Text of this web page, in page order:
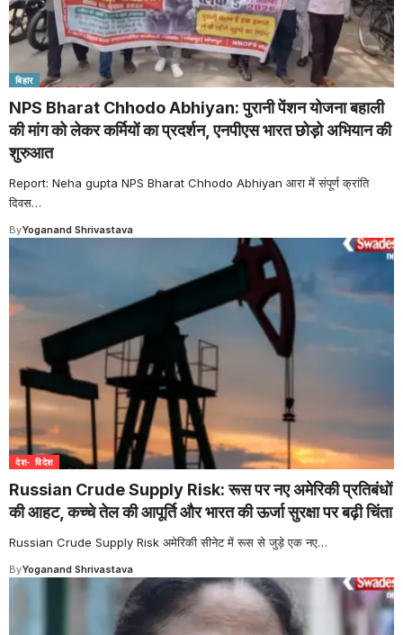
बिहार
NPS Bharat Chhodo Abhiyan: पुरानी पेंशन योजना बहाली
की मांग को लेकर कर्मियों का प्रदर्शन, एनपीएस भारत छोड़ो अभियान की
शुरुआत
Report: Neha gupta NPS Bharat Chhodo Abhiyan आरा में संपूर्ण क्रांति
दिवस…
ByYoganand Shrivastava
देश- विदेश
Russian Crude Supply Risk: रूस पर नए अमेरिकी प्रतिबंधों
की आहट, कच्चे तेल की आपूर्ति और भारत की ऊर्जा सुरक्षा पर बढ़ी चिंता
Russian Crude Supply Risk अमेरिकी सीनेट में रूस से जुड़े एक नए…
ByYoganand Shrivastava